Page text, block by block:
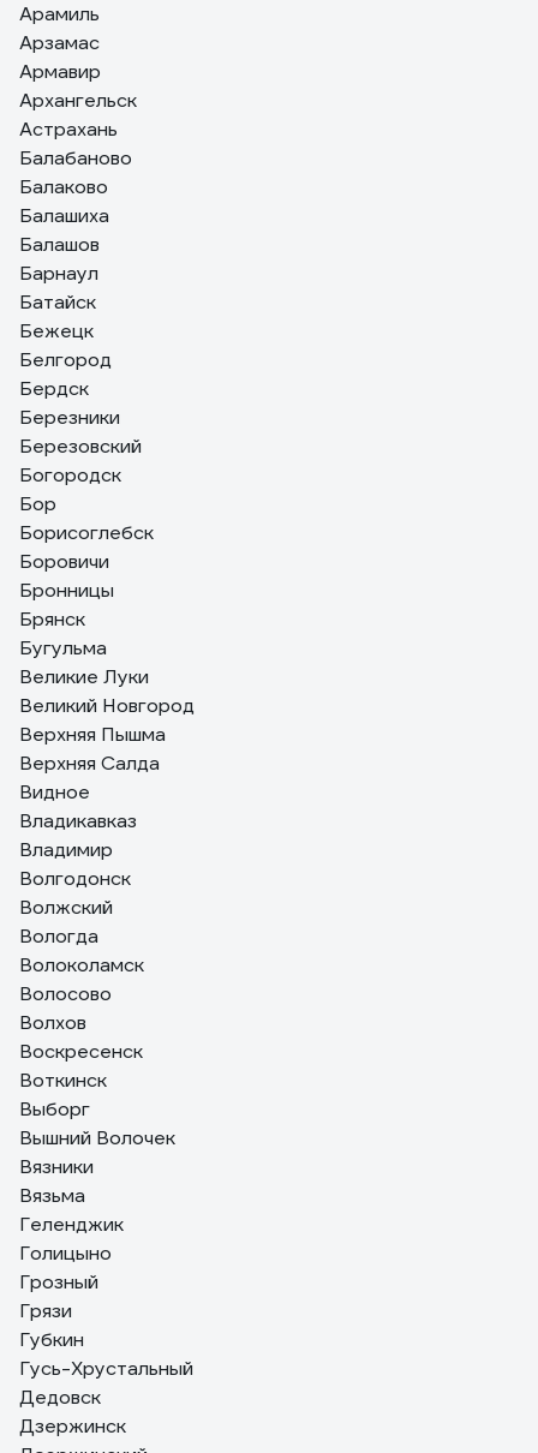
Арамиль
Арзамас
Армавир
Архангельск
Астрахань
Балабаново
Балаково
Балашиха
Балашов
Барнаул
Батайск
Бежецк
Белгород
Бердск
Березники
Березовский
Богородск
Бор
Борисоглебск
Боровичи
Бронницы
Брянск
Бугульма
Великие Луки
Великий Новгород
Верхняя Пышма
Верхняя Салда
Видное
Владикавказ
Владимир
Волгодонск
Волжский
Вологда
Волоколамск
Волосово
Волхов
Воскресенск
Воткинск
Выборг
Вышний Волочек
Вязники
Вязьма
Геленджик
Голицыно
Грозный
Грязи
Губкин
Гусь-Хрустальный
Дедовск
Дзержинск